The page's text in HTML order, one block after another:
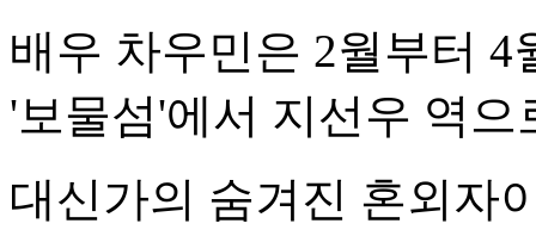
배우 차우민은 2월부터 4
'보물섬'에서 지선우 역으
대신가의 숨겨진 혼외자